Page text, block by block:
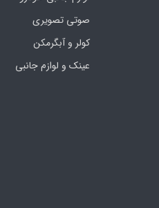
صوتی تصویری
کولر و آبگرمکن
عینک و لوازم جانبی